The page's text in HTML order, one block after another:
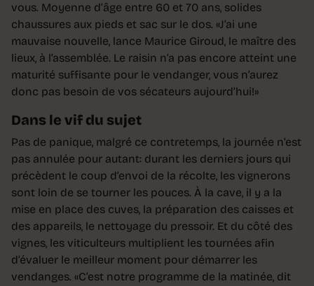
vous. Moyenne d’âge entre 60 et 70 ans, solides
chaussures aux pieds et sac sur le dos. «J’ai une
mauvaise nouvelle, lance Maurice Giroud, le maître des
lieux, à l’assemblée. Le raisin n’a pas encore atteint une
maturité suffisante pour le vendanger, vous n’aurez
donc pas besoin de vos sécateurs aujourd’hui!»
Dans le vif du sujet
Pas de panique, malgré ce contretemps, la journée n’est
pas annulée pour autant: durant les derniers jours qui
précèdent le coup d’envoi de la récolte, les vignerons
sont loin de se tourner les pouces. À la cave, il y a la
mise en place des cuves, la préparation des caisses et
des appareils, le nettoyage du pressoir. Et du côté des
vignes, les viticulteurs multiplient les tournées afin
d’évaluer le meilleur moment pour démarrer les
vendanges. «C’est notre programme de la matinée, dit